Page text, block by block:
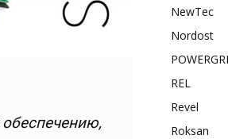
NewTec
Nordost
REL
Revel
Roksan